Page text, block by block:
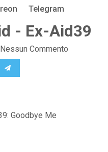
Telegram
- Ex-Aid39
Nessun Commento
Goodbye Me